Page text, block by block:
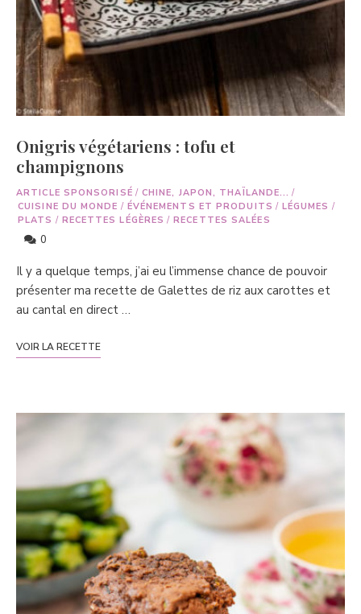
Onigris végétariens : tofu et
champignons
ARTICLE SPONSORISÉ / CHINE, JAPON, THAÏLANDE... /
CUISINE DU MONDE / ÉVÉNEMENTS ET PRODUITS / LÉGUMES /
PLATS / RECETTES LÉGÈRES / RECETTES SALÉES
0
Il y a quelque temps, j’ai eu l’immense chance de pouvoir
présenter ma recette de Galettes de riz aux carottes et
au cantal en direct …
VOIR LA RECETTE